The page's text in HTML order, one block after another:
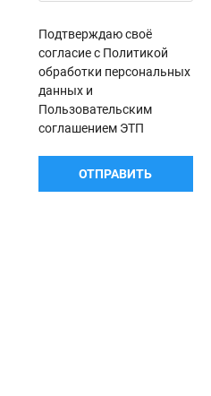
Подтверждаю своё
согласие с Политикой
обработки персональных
данных и
Пользовательским
соглашением ЭТП
ОТПРАВИТЬ